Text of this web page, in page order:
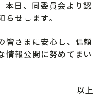
本日、同委員会より認
せします。
皆さまに安心し、信頼
情報公開に努めてまい
以上